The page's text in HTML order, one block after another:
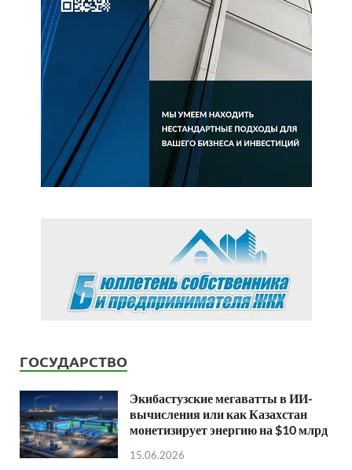
ГОСУДАРСТВО
Экибастузские мегаватты в ИИ-
вычисления или как Казахстан
монетизирует энергию на $10 млрд
15.06.2026